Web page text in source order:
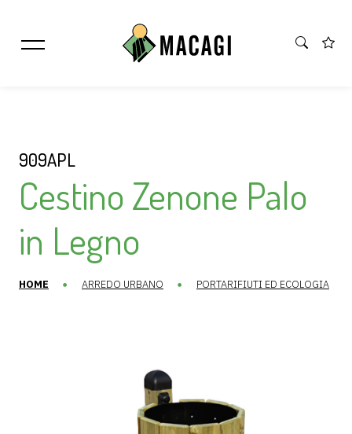
909APL
Cestino Zenone Palo
in Legno
HOME ARREDO URBANO PORTARIFIUTI ED ECOLOGIA